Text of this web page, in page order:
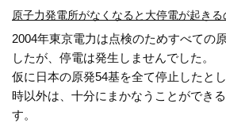
原子力発電所がなくなると大停電が起き
2004年東京電力は点検のためすべての
したが、停電は発生しませんでした。
仮に日本の原発54基を全て停止したと
時以外は、十分にまかなうことができ
す。